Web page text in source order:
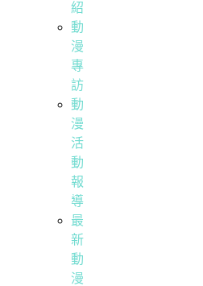
紹
動
漫
專
訪
動
漫
活
動
報
導
最
新
動
漫